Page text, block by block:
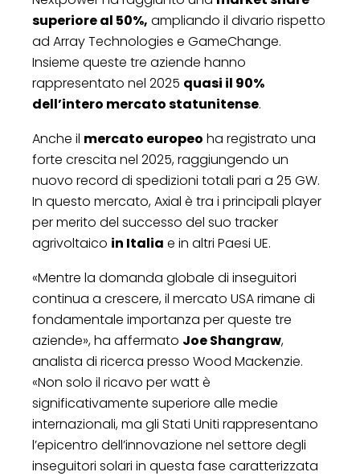
superiore al 50%, ampliando il divario rispetto
ad Array Technologies e GameChange.
Insieme queste tre aziende hanno
rappresentato nel 2025 quasi il 90%
dell’intero mercato statunitense.
Anche il mercato europeo ha registrato una
forte crescita nel 2025, raggiungendo un
nuovo record di spedizioni totali pari a 25 GW.
In questo mercato, Axial è tra i principali player
per merito del successo del suo tracker
agrivoltaico in Italia e in altri Paesi UE.
«Mentre la domanda globale di inseguitori
continua a crescere, il mercato USA rimane di
fondamentale importanza per queste tre
aziende», ha affermato Joe Shangraw,
analista di ricerca presso Wood Mackenzie.
«Non solo il ricavo per watt è
significativamente superiore alle medie
internazionali, ma gli Stati Uniti rappresentano
l’epicentro dell’innovazione nel settore degli
inseguitori solari in questa fase caratterizzata